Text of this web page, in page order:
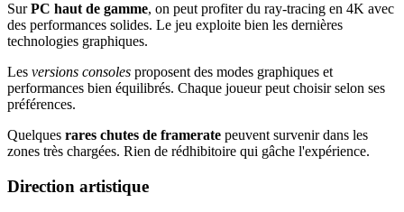
SurPC haut de gamme, on peut profiter du ray-tracing en 4K avec
des performances solides. Le jeu exploite bien les dernières
technologies graphiques.
Les versions consoles proposent des modes graphiques et
performances bien équilibrés. Chaque joueur peut choisir selon ses
préférences.
Quelques rares chutes de framerate peuvent survenir dans les
zones très chargées. Rien de rédhibitoire qui gâche l'expérience.
Direction artistique